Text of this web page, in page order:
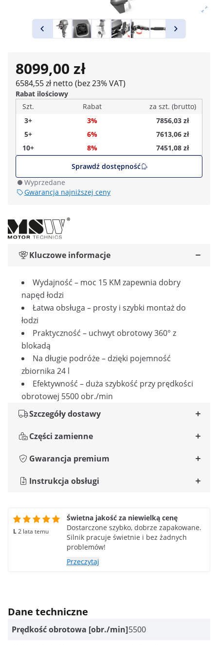
8099,00 zł
6584,55 zł netto (bez 23% VAT)
Rabat ilościowy
Szt.
Rabat
za szt. (brutto)
3+
3%
7856,03 zł
5+
6%
7613,06 zł
10+
8%
7451,08 zł
Sprawdź dostępność
Wyprzedane
Gwarancja najniższej ceny
Kluczowe informacje
Wydajność – moc 15 KM zapewnia dobry
napęd łodzi
Łatwa obsługa – prosty i szybki montaż do
łodzi
Praktyczność – uchwyt obrotowy 360° z
blokadą
Na długie podróże – dzięki pojemność
zbiornika 24 l
Efektywność – duża szybkość przy prędkości
obrotowej 5500 obr./min
Szczegóły dostawy
Części zamienne
Gwarancja premium
Instrukcja obsługi
L2 lata temu
Świetna jakość za niewielką cenę
Dostarczone szybko, dobrze zapakowane.
Silnik pracuje świetnie i bez żadnych
problemów!
Przeczytaj
Dane techniczne
Prędkość obrotowa [obr./min]5500